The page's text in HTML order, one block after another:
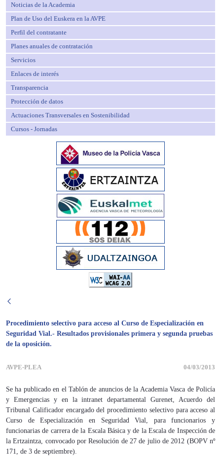
Noticias de la Academia
Plan de Uso del Euskera en la AVPE
Perfil del contratante
Planes anuales de contratación
Servicios
Enlaces de interés
Transparencia
Protección de datos
Actuaciones Transversales en Sostenibilidad
Cursos - Jornadas
Procedimiento selectivo para acceso al Curso de Especialización en
Seguridad Vial.- Resultados provisionales primera y segunda pruebas
de la oposición.
AVPE-PLEA 04/03/2013
Se ha publicado en el Tablón de anuncios de la Academia Vasca de Policía
y Emergencias y en la intranet departamental Gurenet, Acuerdo del
Tribunal Calificador encargado del procedimiento selectivo para acceso al
Curso de Especialización en Seguridad Vial, para funcionarios y
funcionarias de carrera de la Escala Básica y de la Escala de Inspección de
la Ertzaintza, convocado por Resolución de 27 de julio de 2012 (BOPV nº
171, de 3 de septiembre).